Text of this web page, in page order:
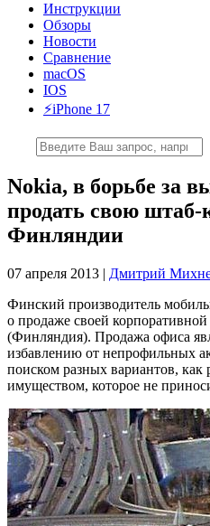
Инструкции
Обзоры
Новости
Сравнение
macOS
IOS
⚡️iPhone 17
Nokia, в борьбе за
продать свою штаб-
Финляндии
07 апреля 2013 | Дмитрий
Финский производитель
о продаже своей
(Финляндия). Продажа офиса
избавлению от непрофильных
поиском разных вариантов,
имуществом, которое не